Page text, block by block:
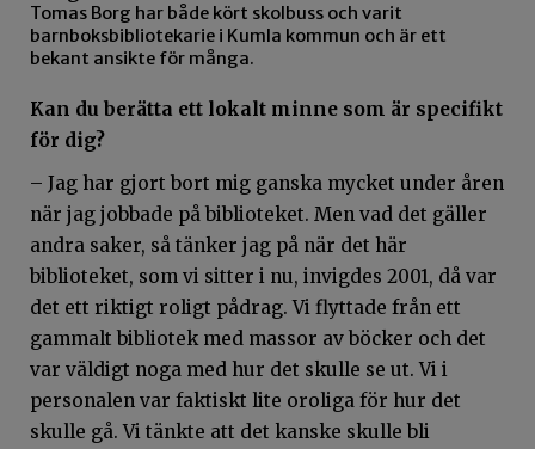
Tomas Borg har både kört skolbuss och varit
barnboksbibliotekarie i Kumla kommun och är ett
bekant ansikte för många.
Kan du berätta ett lokalt minne som är specifikt
för dig?
– Jag har gjort bort mig ganska mycket under åren
när jag jobbade på biblioteket. Men vad det gäller
andra saker, så tänker jag på när det här
biblioteket, som vi sitter i nu, invigdes 2001, då var
det ett riktigt roligt pådrag. Vi flyttade från ett
gammalt bibliotek med massor av böcker och det
var väldigt noga med hur det skulle se ut. Vi i
personalen var faktiskt lite oroliga för hur det
skulle gå. Vi tänkte att det kanske skulle bli